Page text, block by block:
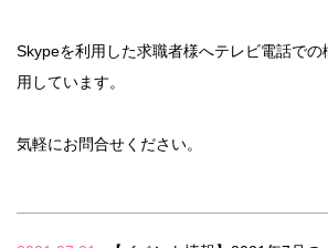
Skypeを利用した求職者様へテレビ電話での
用しています。
気軽にお問合せください。